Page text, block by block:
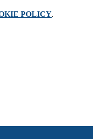
POLICY.